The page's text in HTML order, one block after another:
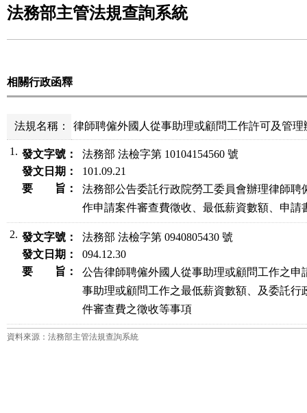
法務部主管法規查詢系統
相關行政函釋
法規名稱： 律師聘僱外國人從事助理或顧問工作許可及管理
1. 發文字號：
法務部 法檢字第 10104154560 號
發文日期：
101.09.21
要 旨：
法務部公告委託行政院勞工委員會辦理律師聘
作申請案件審查費徵收、最低薪資數額、申請
2. 發文字號：
法務部 法檢字第 0940805430 號
發文日期：
094.12.30
要 旨：
公告律師聘僱外國人從事助理或顧問工作之申
事助理或顧問工作之最低薪資數額、及委託行
件審查費之徵收等事項
資料來源：法務部主管法規查詢系統